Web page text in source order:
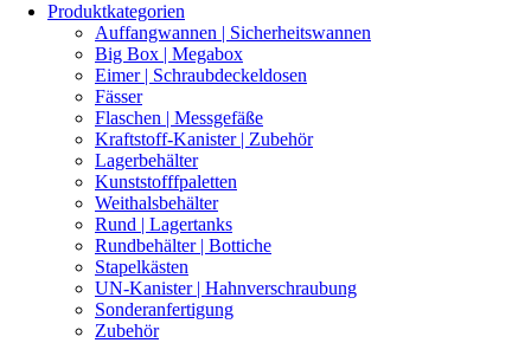
Produktkategorien
Auffangwannen | Sicherheitswannen
Big Box | Megabox
Eimer | Schraubdeckeldosen
Fässer
Flaschen | Messgefäße
Kraftstoff-Kanister | Zubehör
Lagerbehälter
Kunststofffpaletten
Weithalsbehälter
Rund | Lagertanks
Rundbehälter | Bottiche
Stapelkästen
UN-Kanister | Hahnverschraubung
Sonderanfertigung
Zubehör